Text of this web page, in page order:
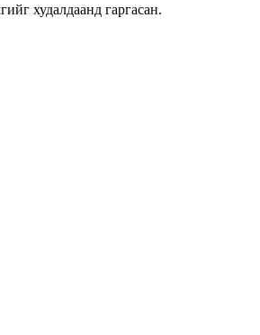
худалдаанд гаргасан.